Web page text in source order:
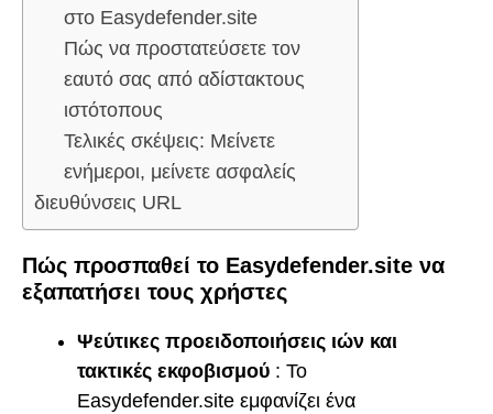
στο Easydefender.site
Πώς να προστατεύσετε τον
εαυτό σας από αδίστακτους
ιστότοπους
Τελικές σκέψεις: Μείνετε
ενήμεροι, μείνετε ασφαλείς
διευθύνσεις URL
Πώς προσπαθεί το Easydefender.site να
εξαπατήσει τους χρήστες
Ψεύτικες προειδοποιήσεις ιών και
τακτικές εκφοβισμού : Το
Easydefender.site εμφανίζει ένα